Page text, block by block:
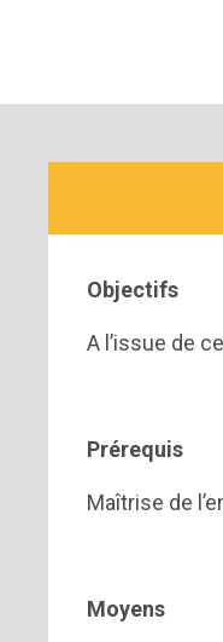
Objectifs
A l’issue de
Prérequis
Maîtrise de
Moyens